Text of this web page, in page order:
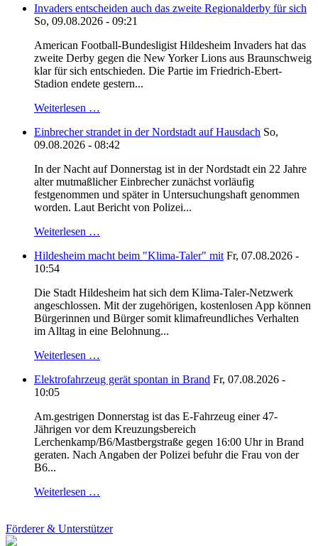
Invaders entscheiden auch das zweite Regionalderby für sich
So, 09.08.2026 - 09:21
American Football-Bundesligist Hildesheim Invaders hat das
zweite Derby gegen die New Yorker Lions aus Braunschweig
klar für sich entschieden. Die Partie im Friedrich-Ebert-
Stadion endete gestern...
Weiterlesen …
Einbrecher strandet in der Nordstadt auf Hausdach So,
09.08.2026 - 08:42
In der Nacht auf Donnerstag ist in der Nordstadt ein 22 Jahre
alter mutmaßlicher Einbrecher zunächst vorläufig
festgenommen und später in Untersuchungshaft genommen
worden. Laut Bericht von Polizei...
Weiterlesen …
Hildesheim macht beim "Klima-Taler" mit Fr, 07.08.2026 -
10:54
Die Stadt Hildesheim hat sich dem Klima-Taler-Netzwerk
angeschlossen. Mit der zugehörigen, kostenlosen App können
Bürgerinnen und Bürger somit klimafreundliches Verhalten
im Alltag in eine Belohnung...
Weiterlesen …
Elektrofahrzeug gerät spontan in Brand Fr, 07.08.2026 -
10:05
Am.gestrigen Donnerstag ist das E-Fahrzeug einer 47-
Jährigen vor dem Kreuzungsbereich
Lerchenkamp/B6/Mastbergstraße gegen 16:00 Uhr in Brand
geraten. Nach Angaben der Polizei befuhr die Frau von der
B6...
Weiterlesen …
Förderer & Unterstützer